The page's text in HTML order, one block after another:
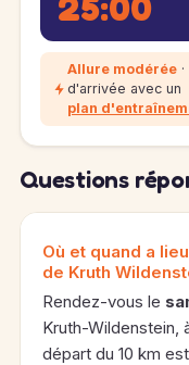
Allure modérée
d'arrivée avec un
plan
Questions
Où et quand a
de Kruth
Rendez-vous le
Kruth-Wildenstein,
départ du 10 km